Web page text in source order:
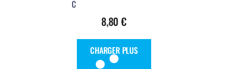
C
8,80€
CHARGER PLUS